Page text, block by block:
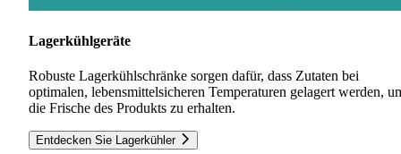
Lagerkühlgeräte
Robuste Lagerkühlschränke sorgen dafür, dass Zutaten bei
optimalen, lebensmittelsicheren Temperaturen gelagert werden,
die Frische des Produkts zu erhalten.
Entdecken Sie Lagerkühler